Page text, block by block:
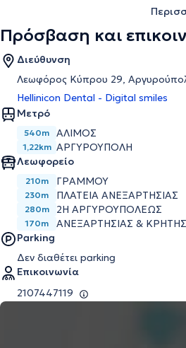
Πρόσβαση και
Διεύθυνση
Λεωφόρος Κύπρου 29,
Hellinicon Dental - Digital smiles
Μετρό
540m ΆΛΙΜΟΣ
1,22km ΑΡΓΥΡΟΎΠΟΛΗ
Λεωφορείο
210m ΓΡΑΜΜΟΥ
230m ΠΛΑΤΕΙΑ ΑΝΕΞΑΡΤΗΣΙΑΣ
280m 2Η ΑΡΓΥΡΟΥΠΟΛΕΩΣ
170m
ΑΝΕΞΑΡΤΗΣΙΑΣ & ΚΡΗΤΗΣ
Parking
Δεν διαθέτει parking
Επικοινωνία
2107447119